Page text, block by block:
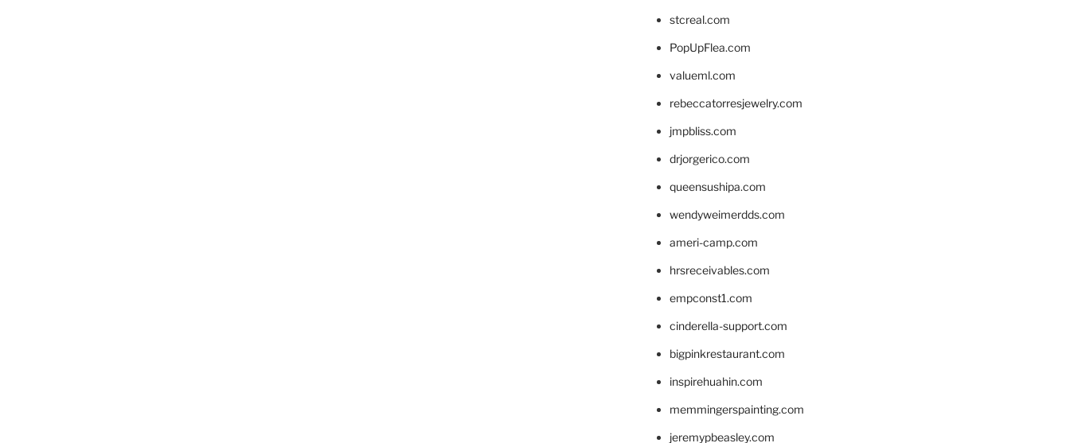
stcreal.com
PopUpFlea.com
valueml.com
rebeccatorresjewelry.com
jmpbliss.com
drjorgerico.com
queensushipa.com
wendyweimerdds.com
ameri-camp.com
hrsreceivables.com
empconst1.com
cinderella-support.com
bigpinkrestaurant.com
inspirehuahin.com
memmingerspainting.com
jeremypbeasley.com